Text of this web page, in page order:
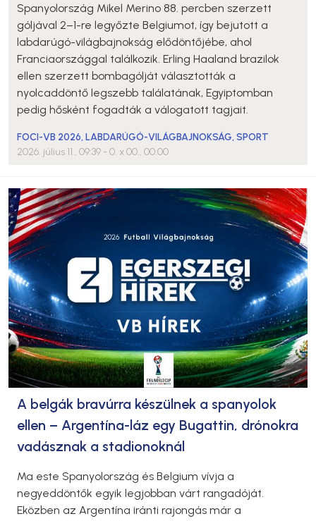
Spanyolország Mikel Merino 88. percben szerzett
góljával 2–1-re legyőzte Belgiumot, így bejutott a
labdarúgó-világbajnokság elődöntőjébe, ahol
Franciaországgal találkozik. Erling Haaland brazilok
ellen szerzett bombagólját választották a
nyolcaddöntő legszebb találatának, Egyiptomban
pedig hősként fogadták a válogatott tagjait.
FOCI-VB 2026,LABDARÚGÓ-VILÁGBAJNOKSÁG,SPORT
2026. július 11., 09:39 - 0. x 00., 00:00
A belgák bravúrra készülnek a spanyolok
ellen – Argentína-láz egy Bugattin, drónokra
vadásznak a stadionoknál
Ma este Spanyolország és Belgium vívja a
negyeddöntők egyik legjobban várt rangadóját.
Eközben az Argentína iránti rajongás már a